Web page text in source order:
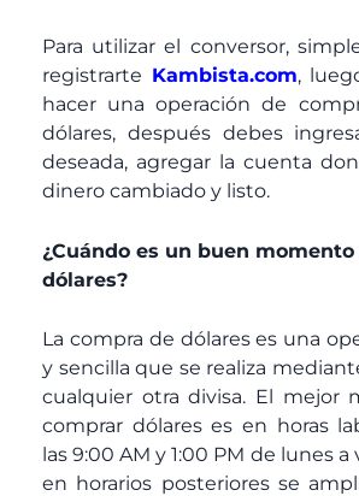
Para utilizar el conversor,
registrarte Kambista.com,
hacer una operación de
dólares, después debes
deseada, agregar la cuenta
dinero cambiado y listo.
¿Cuándo es un buen
dólares?
La compra de dólares es una
y sencilla que se realiza
cualquier otra divisa. El mejor
comprar dólares es en horas
las 9:00 AM y 1:00 PM de lunes
en horarios posteriores se